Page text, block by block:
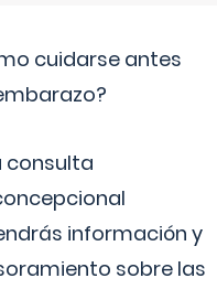
cuidarse antes
consulta
información y
sobre las